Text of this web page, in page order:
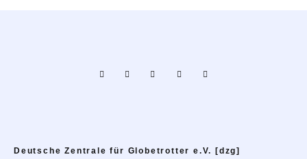
Deutsche Zentrale für Globetrotter e.V. [dzg]